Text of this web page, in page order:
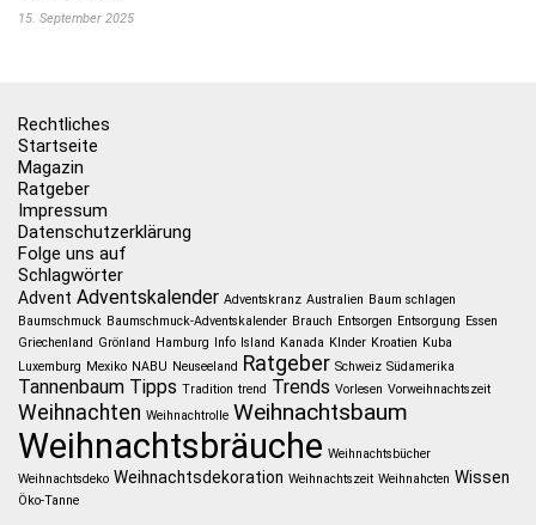
15. September 2025
Rechtliches
Startseite
Magazin
Ratgeber
Impressum
Datenschutzerklärung
Folge uns auf
Schlagwörter
Advent Adventskalender Adventskranz Australien Baum schlagen
Baumschmuck Baumschmuck-Adventskalender Brauch Entsorgen Entsorgung Essen
Griechenland Grönland Hamburg Info Island Kanada KInder Kroatien Kuba
Luxemburg Mexiko NABU Neuseeland Ratgeber Schweiz Südamerika
Tannenbaum Tipps Tradition trend Trends Vorlesen Vorweihnachtszeit
Weihnachten Weihnachtrolle Weihnachtsbaum
Weihnachtsbräuche Weihnachtsbücher
Weihnachtsdeko Weihnachtsdekoration Weihnachtszeit Weihnahcten Wissen
Öko-Tanne